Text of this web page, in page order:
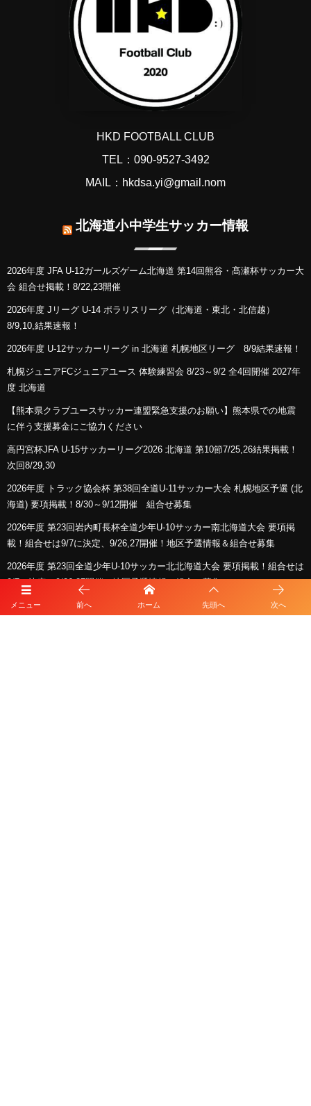
メニュー 前へ ホーム 先頭へ 次へ
HKD FOOTBALL CLUB
TEL：090-9527-3492
MAIL：hkdsa.yi@gmail.nom
北海道小中学生サッカー情報
2026年度 JFA U-12ガールズゲーム北海道 第14回熊谷・髙瀬杯サッカー大
会 組合せ掲載！8/22,23開催
2026年度 Jリーグ U-14 ポラリスリーグ（北海道・東北・北信越）
8/9,10,結果速報！
2026年度 U-12サッカーリーグ in 北海道 札幌地区リーグ 8/9結果速報！
札幌ジュニアFCジュニアユース 体験練習会 8/23～9/2 全4回開催 2027年
度 北海道
【熊本県クラブユースサッカー連盟緊急支援のお願い】熊本県での地震
に伴う支援募金にご協力ください
高円宮杯JFA U-15サッカーリーグ2026 北海道 第10節7/25,26結果掲載！
次回8/29,30
2026年度 トラック協会杯 第38回全道U-11サッカー大会 札幌地区予選 (北
海道) 要項掲載！8/30～9/12開催 組合せ募集
2026年度 第23回岩内町長杯全道少年U-10サッカー南北海道大会 要項掲
載！組合せは9/7に決定、9/26,27開催！地区予選情報＆組合せ募集
2026年度 第23回全道少年U-10サッカー北北海道大会 要項掲載！組合せは
9/7に決定、9/26,27開催！地区予選情報＆組合せ募集
2026年度 サッカーカレンダー【北海道】年間大会スケジュール一覧